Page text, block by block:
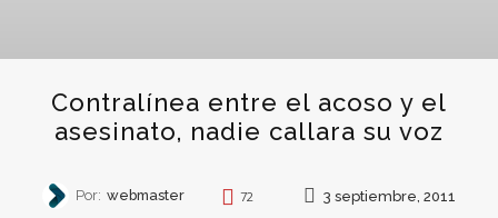
Contralínea entre el acoso y el
asesinato, nadie callara su voz
Por: webmaster 72 3 septiembre, 2011